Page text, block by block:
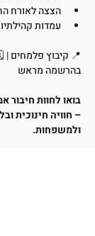
הצצה לאורח
עמדות
📍 קיבוץ פלמחים
בהרשמה מראש
בואו לחוות חיבור
– חוויה חינוכית
ולמשפחות.